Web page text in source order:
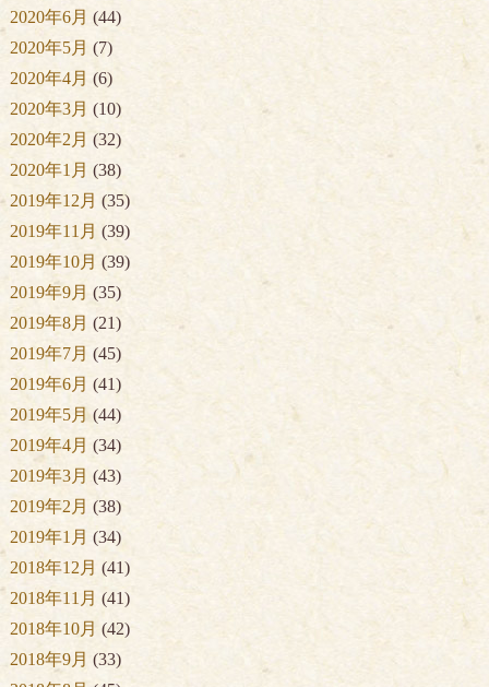
2020年6月 (44)
2020年5月 (7)
2020年4月 (6)
2020年3月 (10)
2020年2月 (32)
2020年1月 (38)
2019年12月 (35)
2019年11月 (39)
2019年10月 (39)
2019年9月 (35)
2019年8月 (21)
2019年7月 (45)
2019年6月 (41)
2019年5月 (44)
2019年4月 (34)
2019年3月 (43)
2019年2月 (38)
2019年1月 (34)
2018年12月 (41)
2018年11月 (41)
2018年10月 (42)
2018年9月 (33)